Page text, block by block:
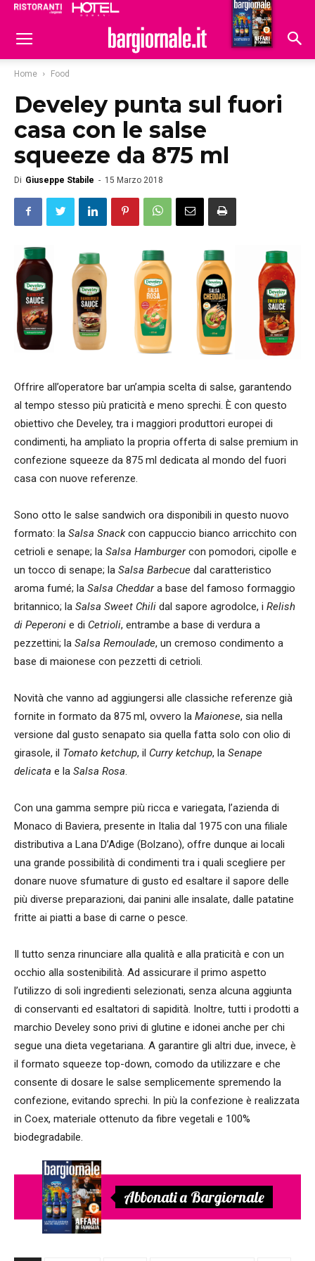
Hoteldomani
Home Food
Develey punta sul fuori
casa con le salse
squeeze da 875 ml
Di Giuseppe Stabile - 15 Marzo 2018
Offrire all’operatore bar un’ampia scelta di salse, garantendo
al tempo stesso più praticità e meno sprechi. È con questo
obiettivo che Develey, tra i maggiori produttori europei di
condimenti, ha ampliato la propria offerta di salse premium in
confezione squeeze da 875 ml dedicata al mondo del fuori
casa con nuove referenze.
Sono otto le salse sandwich ora disponibili in questo nuovo
formato: la Salsa Snackcon cappuccio bianco arricchito con
cetrioli e senape; la Salsa Hamburgercon pomodori, cipolle e
un tocco di senape; la Salsa Barbecue dal caratteristico
aroma fumé; la Salsa Cheddara base del famoso formaggio
britannico; la Salsa Sweet Chili dal sapore agrodolce, i Relish
di Peperoni e di Cetrioli, entrambe a base di verdura a
pezzettini; la Salsa Remoulade, un cremoso condimento a
base di maionese con pezzetti di cetrioli.
Novità che vanno ad aggiungersi alle classiche referenze già
fornite in formato da 875 ml, ovvero la Maionese, sia nella
versione dal gusto senapato sia quella fatta solo con olio di
girasole, il Tomato ketchup, il Curry ketchup, la Senape
delicata e la Salsa Rosa
Con una gamma sempre più ricca e variegata, l’azienda di
Monaco di Baviera, presente in Italia dal 1975 con una filiale
distributiva a Lana D’Adige (Bolzano), offre dunque ai locali
una grande possibilità di condimenti tra i quali scegliere per
donare nuove sfumature di gusto ed esaltare il sapore delle
più diverse preparazioni, dai panini alle insalate, dalle patatine
fritte ai piatti a base di carne o pesce.
Il tutto senza rinunciare alla qualità e alla praticità e con un
occhio alla sostenibilità. Ad assicurare il primo aspetto
l’utilizzo di soli ingredienti selezionati, senza alcuna aggiunta
di conservanti ed esaltatori di sapidità. Inoltre, tutti i prodotti a
marchio Develey sono privi di glutine e idonei anche per chi
segue una dieta vegetariana. A garantire gli altri due, invece, è
il formato squeeze top-down, comodo da utilizzare e che
consente di dosare le salse semplicemente spremendo la
confezione, evitando sprechi. In più la confezione è realizzata
in Coex, materiale ottenuto da fibre vegetali e 100%
biodegradabile.
Abbonati a Bargiornale